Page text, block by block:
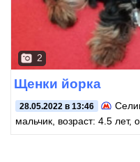
2
Щенки йорка
28.05.2022 в 13:46
мальчик, возраст: 4.5 лет,